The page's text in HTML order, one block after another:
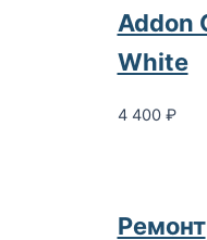
Addon
White
4 400 ₽
Pемонт